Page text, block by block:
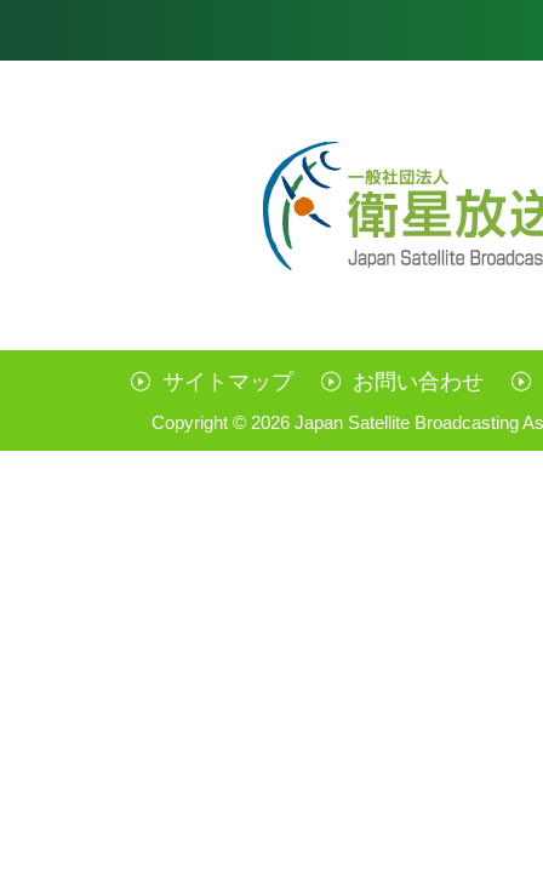
サイトマップ お問い合わせ
Copyright © 2026 Japan Satellite Broadcasting